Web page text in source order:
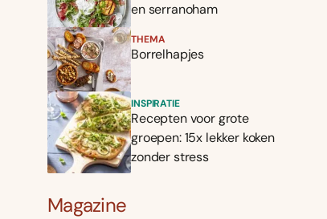
en serranoham
THEMA
Borrelhapjes
INSPIRATIE
Recepten voor grote
groepen: 15x lekker koken
zonder stress
Magazine